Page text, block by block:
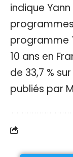
indique
programmes
programme
10 ans en
de 33,7 %
publiés par